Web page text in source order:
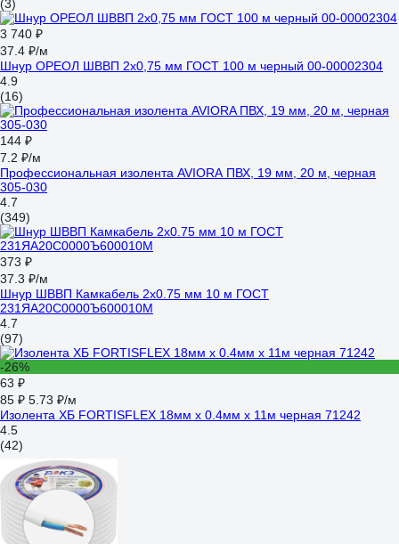
(3)
3 740 ₽
37.4 ₽/м
Шнур ОРЕОЛ ШВВП 2х0,75 мм ГОСТ 100 м черный 00-00002304
4.9
(16)
144 ₽
7.2 ₽/м
Профессиональная изолента AVIORA ПВХ, 19 мм, 20 м, черная
305-030
4.7
(349)
373 ₽
37.3 ₽/м
Шнур ШВВП Камкабель 2x0.75 мм 10 м ГОСТ
231ЯA20C0000Ъ600010М
4.7
(97)
-26%
63 ₽
85 ₽ 5.73 ₽/м
Изолента ХБ FORTISFLEX 18мм х 0.4мм х 11м черная 71242
4.5
(42)